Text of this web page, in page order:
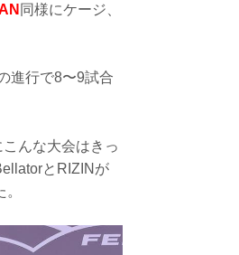
同様にケージ、
進行で8〜9試合
んな大会はきっ
とRIZINが